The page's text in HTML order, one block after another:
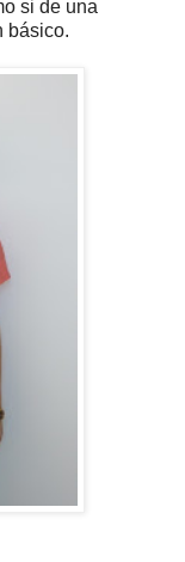
si de una
básico.